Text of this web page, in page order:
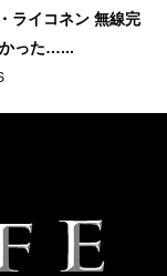
ライコネン 無線完
った…...